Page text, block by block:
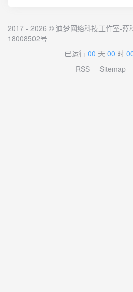
2017 - 2026 © 迪梦网络科技工作室-蓝
18008502号
已运行 00 天 00 时
RSS
Sitemap